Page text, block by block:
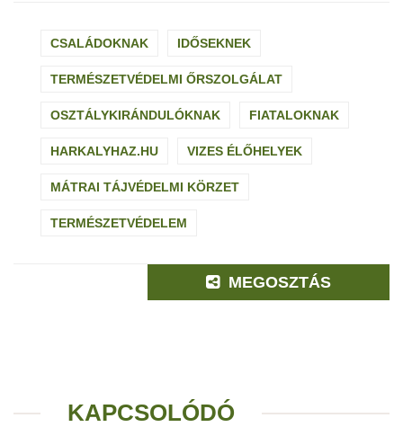
CSALÁDOKNAK IDŐSEKNEK
TERMÉSZETVÉDELMI ŐRSZOLGÁLAT
OSZTÁLYKIRÁNDULÓKNAK FIATALOKNAK
HARKALYHAZ.HU VIZES ÉLŐHELYEK
MÁTRAI TÁJVÉDELMI KÖRZET
TERMÉSZETVÉDELEM
MEGOSZTÁS
KAPCSOLÓDÓ